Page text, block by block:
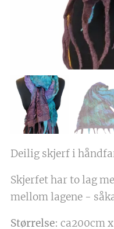
Deilig skjerf i
Skjerfet har to lag
mellom lagene -
Størrelse: ca200cm